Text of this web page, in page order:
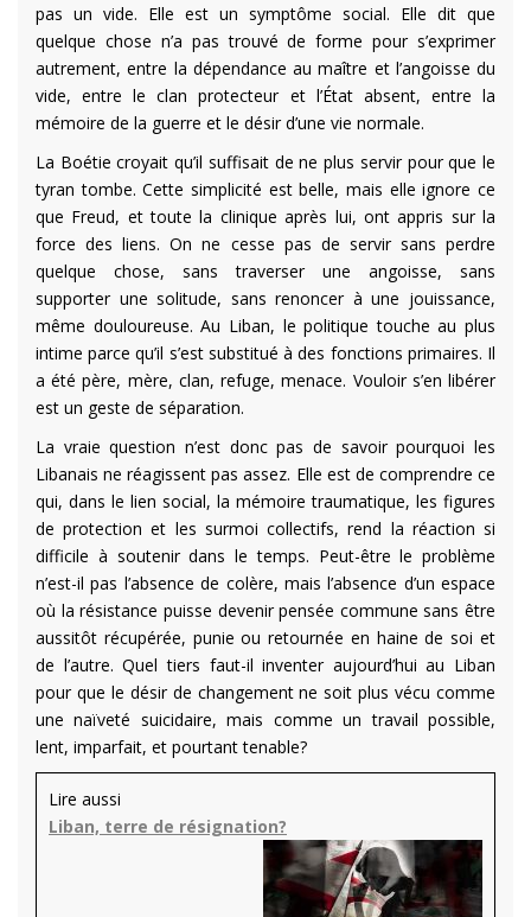
pas un vide. Elle est un symptôme social. Elle dit que
quelque chose n’a pas trouvé de forme pour s’exprimer
autrement, entre la dépendance au maître et l’angoisse du
vide, entre le clan protecteur et l’État absent, entre la
mémoire de la guerre et le désir d’une vie normale.
La Boétie croyait qu’il suffisait de ne plus servir pour que le
tyran tombe. Cette simplicité est belle, mais elle ignore ce
que Freud, et toute la clinique après lui, ont appris sur la
force des liens. On ne cesse pas de servir sans perdre
quelque chose, sans traverser une angoisse, sans
supporter une solitude, sans renoncer à une jouissance,
même douloureuse. Au Liban, le politique touche au plus
intime parce qu’il s’est substitué à des fonctions primaires. Il
a été père, mère, clan, refuge, menace. Vouloir s’en libérer
est un geste de séparation.
La vraie question n’est donc pas de savoir pourquoi les
Libanais ne réagissent pas assez. Elle est de comprendre ce
qui, dans le lien social, la mémoire traumatique, les figures
de protection et les surmoi collectifs, rend la réaction si
difficile à soutenir dans le temps. Peut-être le problème
n’est-il pas l’absence de colère, mais l’absence d’un espace
où la résistance puisse devenir pensée commune sans être
aussitôt récupérée, punie ou retournée en haine de soi et
de l’autre. Quel tiers faut-il inventer aujourd’hui au Liban
pour que le désir de changement ne soit plus vécu comme
une naïveté suicidaire, mais comme un travail possible,
lent, imparfait, et pourtant tenable?
Lire aussi
Liban, terre de résignation?